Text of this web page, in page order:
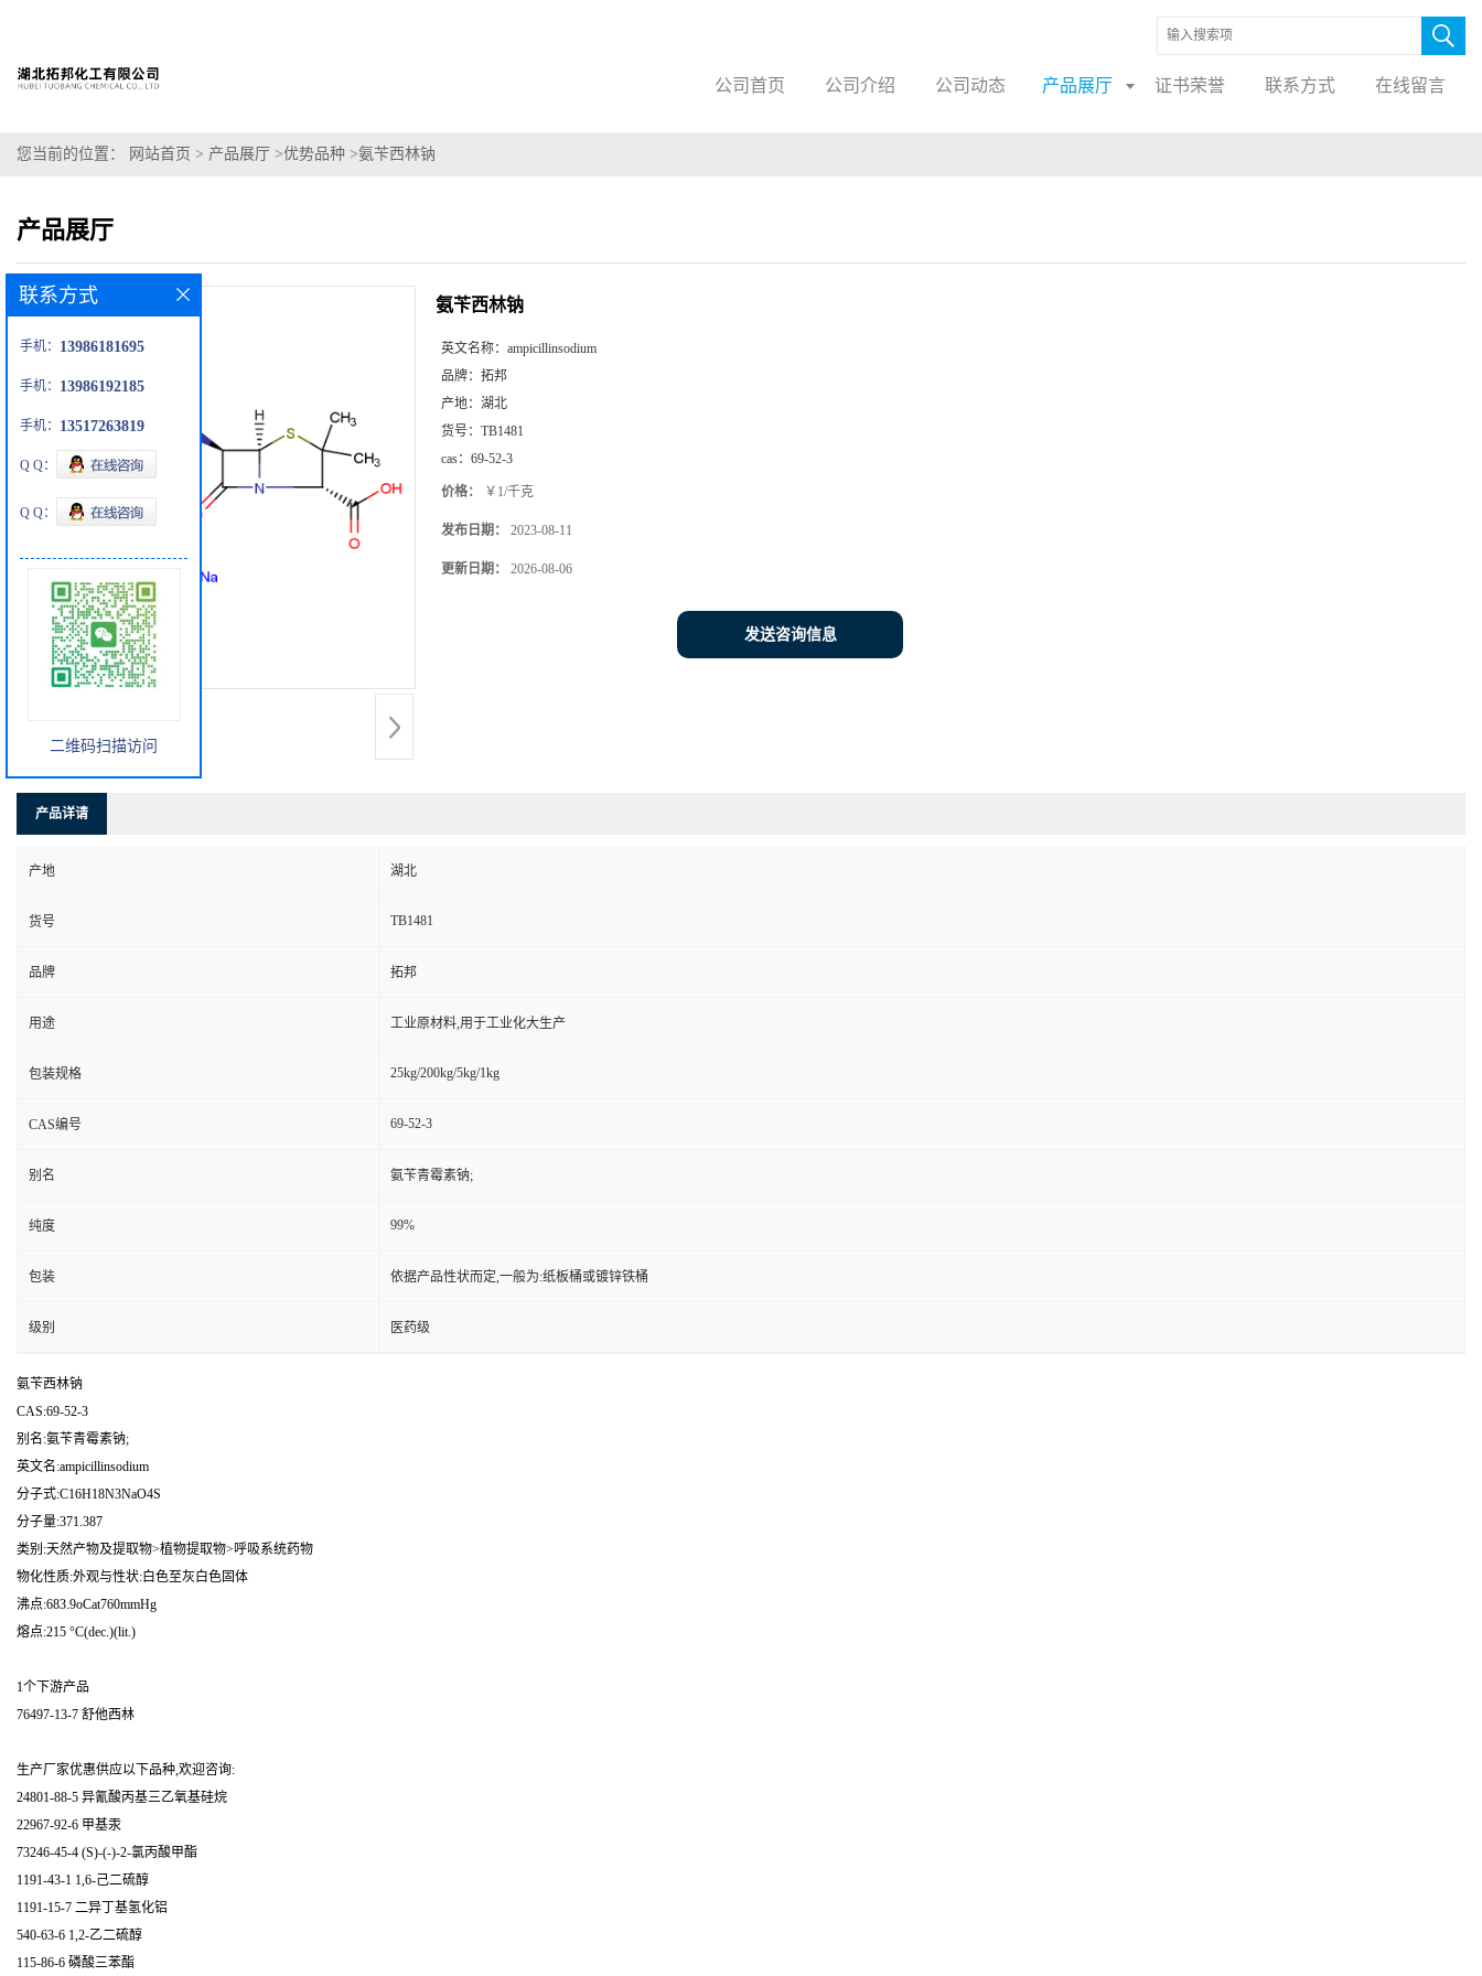
公司首页 公司介绍 公司动态 产品展厅 证书荣誉 联系方式 在线留言
您当前的位置： 网站首页 > 产品展厅 >优势品种 >氨苄西林钠
产品展厅
氨苄西林钠
英文名称： ampicillinsodium
品牌： 拓邦
产地： 湖北
货号： TB1481
cas： 69-52-3
价格： ￥1/千克
发布日期： 2023-08-11
更新日期： 2026-08-06
发送咨询信息
产品详请
产地 湖北
货号 TB1481
品牌 拓邦
用途 工业原材料,用于工业化大生产
包装规格 25kg/200kg/5kg/1kg
CAS编号 69-52-3
别名 氨苄青霉素钠;
纯度 99%
包装 依据产品性状而定,一般为:纸板桶或镀锌铁桶
级别 医药级
氨苄西林钠
CAS:69-52-3
别名:氨苄青霉素钠;
英文名:ampicillinsodium
分子式:C16H18N3NaO4S
分子量:371.387
类别:天然产物及提取物>植物提取物>呼吸系统药物
物化性质:外观与性状:白色至灰白色固体
沸点:683.9oCat760mmHg
熔点:215 °C(dec.)(lit.)
1个下游产品
76497-13-7 舒他西林
生产厂家优惠供应以下品种,欢迎咨询:
24801-88-5 异氰酸丙基三乙氧基硅烷
22967-92-6 甲基汞
73246-45-4 (S)-(-)-2-氯丙酸甲酯
1191-43-1 1,6-己二硫醇
1191-15-7 二异丁基氢化铝
540-63-6 1,2-乙二硫醇
115-86-6 磷酸三苯酯
联系方式
手机： 13986181695
手机： 13986192185
手机： 13517263819
Q Q：
Q Q：
二维码扫描访问